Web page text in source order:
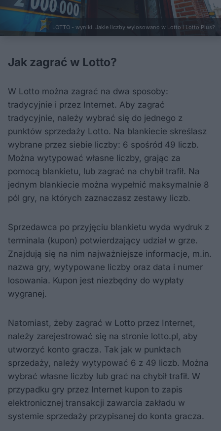
LOTTO - wyniki. Jakie liczby wylosowano w Lotto i Lotto Plus?
Jak zagrać w Lotto?
W Lotto można zagrać na dwa sposoby:
tradycyjnie i przez Internet. Aby zagrać
tradycyjnie, należy wybrać się do jednego z
punktów sprzedaży Lotto. Na blankiecie skreślasz
wybrane przez siebie liczby: 6 spośród 49 liczb.
Można wytypować własne liczby, grając za
pomocą blankietu, lub zagrać na chybił trafił. Na
jednym blankiecie można wypełnić maksymalnie 8
pól gry, na których zaznaczasz zestawy liczb.
Sprzedawca po przyjęciu blankietu wyda wydruk z
terminala (kupon) potwierdzający udział w grze.
Znajdują się na nim najważniejsze informacje, m.in.
nazwa gry, wytypowane liczby oraz data i numer
losowania. Kupon jest niezbędny do wypłaty
wygranej.
Natomiast, żeby zagrać w Lotto przez Internet,
należy zarejestrować się na stronie lotto.pl, aby
utworzyć konto gracza. Tak jak w punktach
sprzedaży, należy wytypować 6 z 49 liczb. Można
wybrać własne liczby lub grać na chybił trafił. W
przypadku gry przez Internet kupon to zapis
elektronicznej transakcji zawarcia zakładu w
systemie sprzedaży przypisanej do konta gracza.